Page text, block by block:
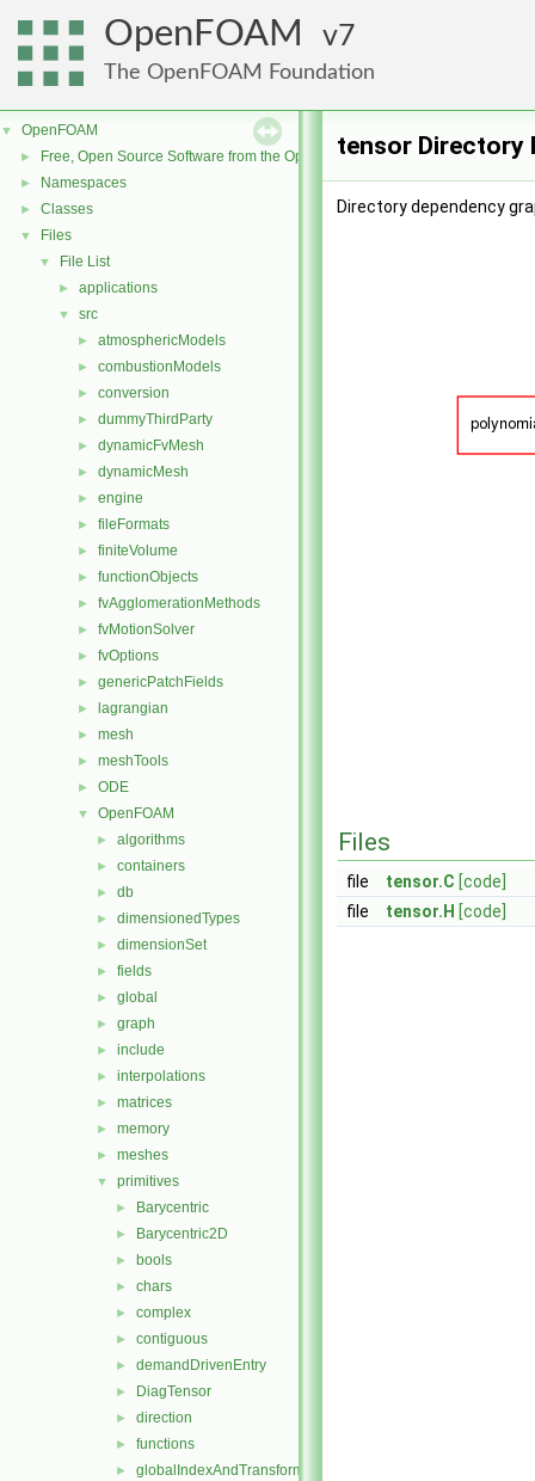
OpenFOAM 7
The OpenFOAM Foundation
▼ OpenFOAM
► Free, Open Source Software from the OpenFOAM Foundation
► Namespaces
► Classes
▼ Files
▼ File List
► applications
▼ src
► atmosphericModels
► combustionModels
► conversion
► dummyThirdParty
► dynamicFvMesh
► dynamicMesh
► engine
► fileFormats
► finiteVolume
► functionObjects
► fvAgglomerationMethods
► fvMotionSolver
► fvOptions
► genericPatchFields
► lagrangian
► mesh
► meshTools
► ODE
▼ OpenFOAM
► algorithms
► containers
► db
► dimensionedTypes
► dimensionSet
► fields
► global
► graph
► include
► interpolations
► matrices
► memory
► meshes
▼ primitives
► Barycentric
► Barycentric2D
► bools
► chars
► complex
► contiguous
► demandDrivenEntry
► DiagTensor
► direction
► functions
► globalIndexAndTransform
tensor Directory
Directory dependency
Files
file tensor.C [code]
file
tensor.H [code]